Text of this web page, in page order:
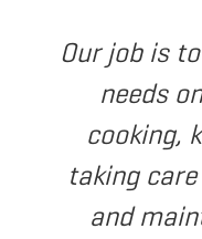
Our job is
needs
cooking,
taking
and